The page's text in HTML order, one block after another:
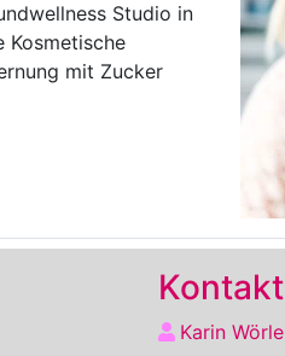
Studio in
Kosmetische
mit Zucker
Kontakt
Karin Wörle